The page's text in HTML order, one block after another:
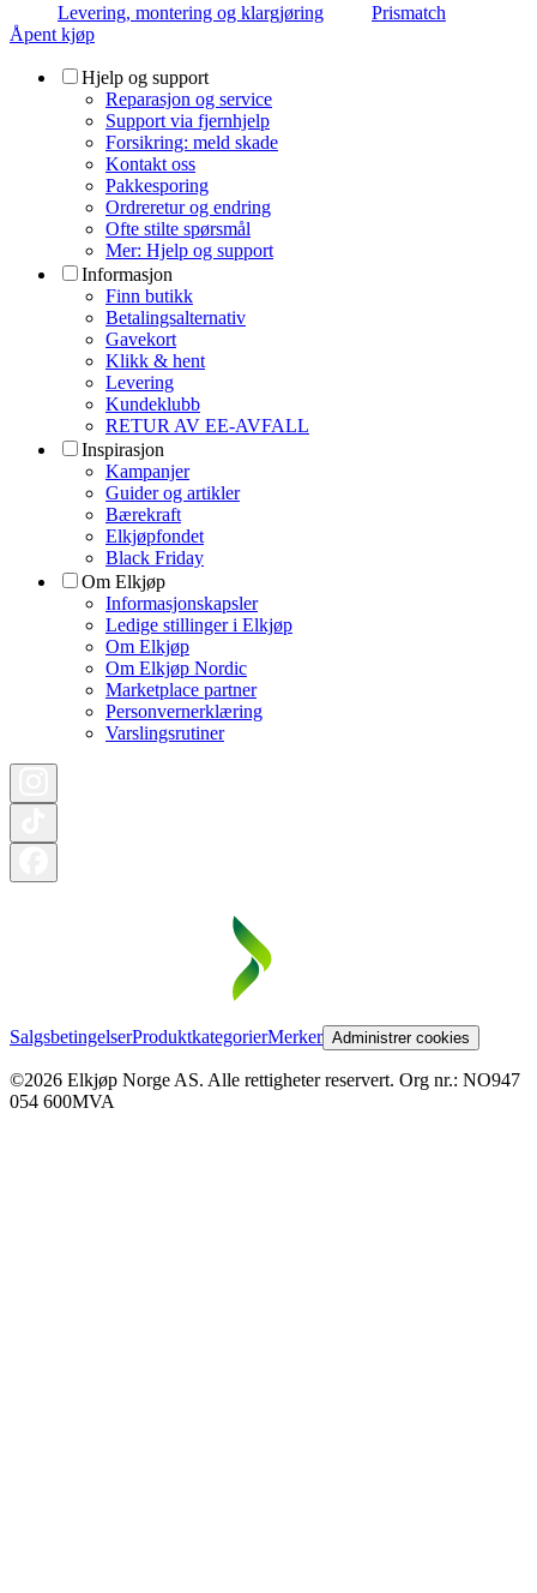
Levering, montering og klargjøring
Prismatch
Åpent kjøp
Hjelp og support
Reparasjon og service
Support via fjernhjelp
Forsikring: meld skade
Kontakt oss
Pakkesporing
Ordreretur og endring
Ofte stilte spørsmål
Mer: Hjelp og support
Informasjon
Finn butikk
Betalingsalternativ
Gavekort
Klikk & hent
Levering
Kundeklubb
RETUR AV EE-AVFALL
Inspirasjon
Kampanjer
Guider og artikler
Bærekraft
Elkjøpfondet
Black Friday
Om Elkjøp
Informasjonskapsler
Ledige stillinger i Elkjøp
Om Elkjøp
Om Elkjøp Nordic
Marketplace partner
Personvernerklæring
Varslingsrutiner
SalgsbetingelserProduktkategorierMerker Administrer cookies
©2026 Elkjøp Norge AS. Alle rettigheter reservert. Org nr.: NO947
054 600MVA